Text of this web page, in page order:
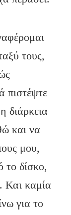
τους,
πιστέψτε
διάρκεια
και να
μου,
το δίσκο,
Και καμία
για το